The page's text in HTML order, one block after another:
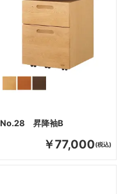
No.28 昇降袖B
￥77,000